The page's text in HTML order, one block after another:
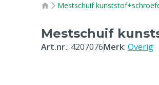
Mestschuif
Mestschuif
Art.nr.: 4207076Merk: Overig